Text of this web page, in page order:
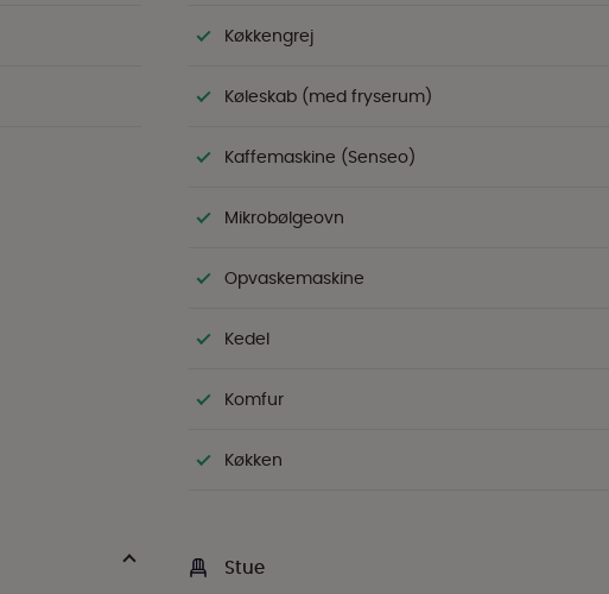
Køkkengrej
Køleskab (med fryserum)
Kaffemaskine (Senseo)
Mikrobølgeovn
Opvaskemaskine
Kedel
Komfur
Køkken
Stue